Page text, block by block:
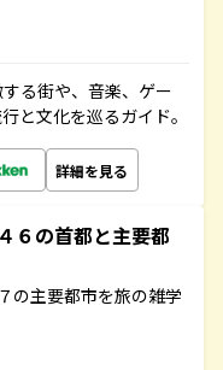
る街や、音楽、ゲー
と文化を巡るガイド。
詳細を見る
６の首都と主要都
の主要都市を旅の雑学